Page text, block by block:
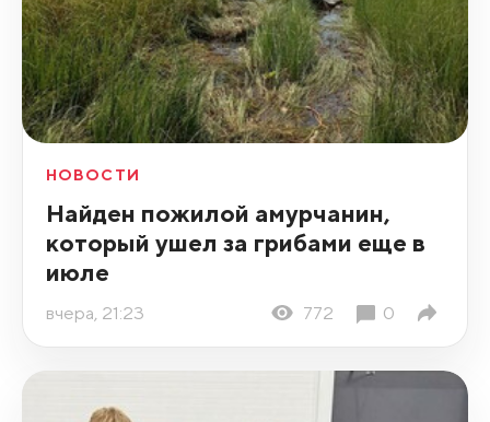
НОВОСТИ
Найден пожилой амурчанин,
который ушел за грибами еще в
июле
вчера, 21:23 772 0